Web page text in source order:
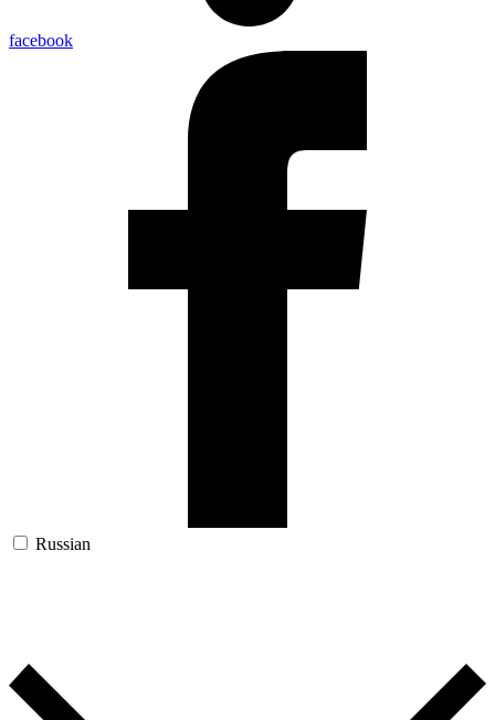
facebook
Russian